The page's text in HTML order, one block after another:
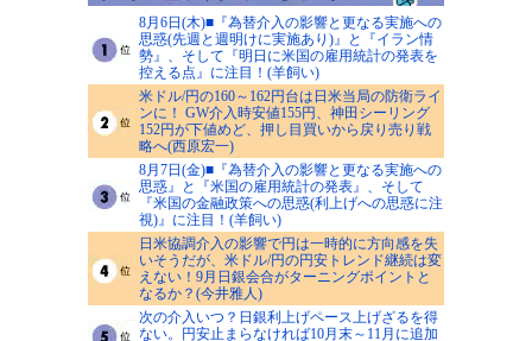
8月6日(木)■『為替介入の影響と更なる実施への
思惑(先週と週明けに実施あり)』と『イラン情
勢』、そして『明日に米国の雇用統計の発表を
控える点』に注目！(羊飼い)
米ドル/円の160～162円台は日米当局の防衛ライ
ンに！ GW介入時安値155円、神田シーリング
152円が下値めど、押し目買いから戻り売り戦
略へ(西原宏一)
8月7日(金)■『為替介入の影響と更なる実施への
思惑』と『米国の雇用統計の発表』、そして
『米国の金融政策への思惑(利上げへの思惑に注
視)』に注目！(羊飼い)
日米協調介入の影響で円は一時的に方向感を失
いそうだが、米ドル/円の円安トレンド継続は変
えない！9月日銀会合がターニングポイントと
なるか？(今井雅人)
次の介入いつ？日銀利上げペース上げざるを得
ない。円安止まらなければ10月末～11月に追加